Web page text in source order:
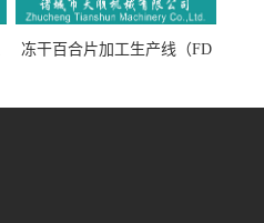
冻干百合片加工生产线（FD
线）